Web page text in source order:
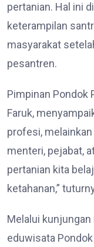
pertanian. Hal ini
keterampilan
masyarakat
pesantren.
Pimpinan Pondok
Faruk,
profesi,
menteri, pejabat,
pertanian kita
ketahanan,”
Melalui kunjungan
eduwisata